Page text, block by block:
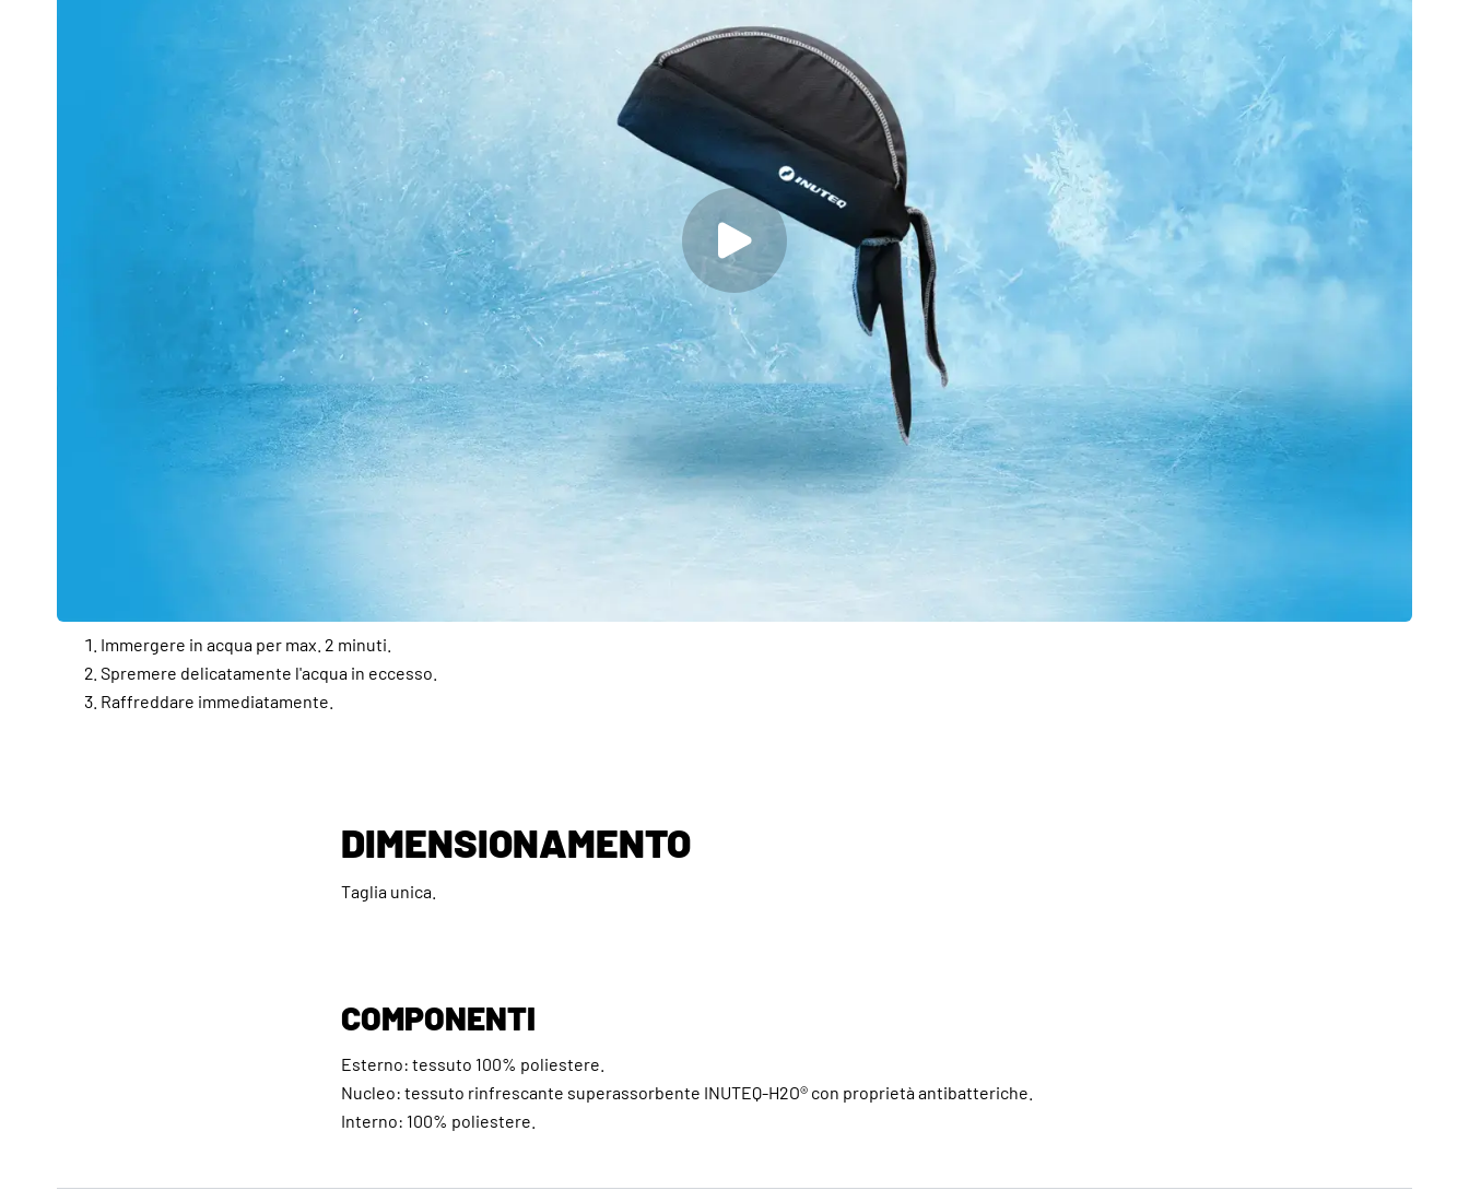
Immergere in acqua per max. 2 minuti.
Spremere delicatamente l'acqua in eccesso.
Raffreddare immediatamente.
DIMENSIONAMENTO
Taglia unica.
COMPONENTI
Esterno: tessuto 100% poliestere.
Nucleo: tessuto rinfrescante superassorbente INUTEQ-H2O® con proprietà antibatteriche.
Interno: 100% poliestere.